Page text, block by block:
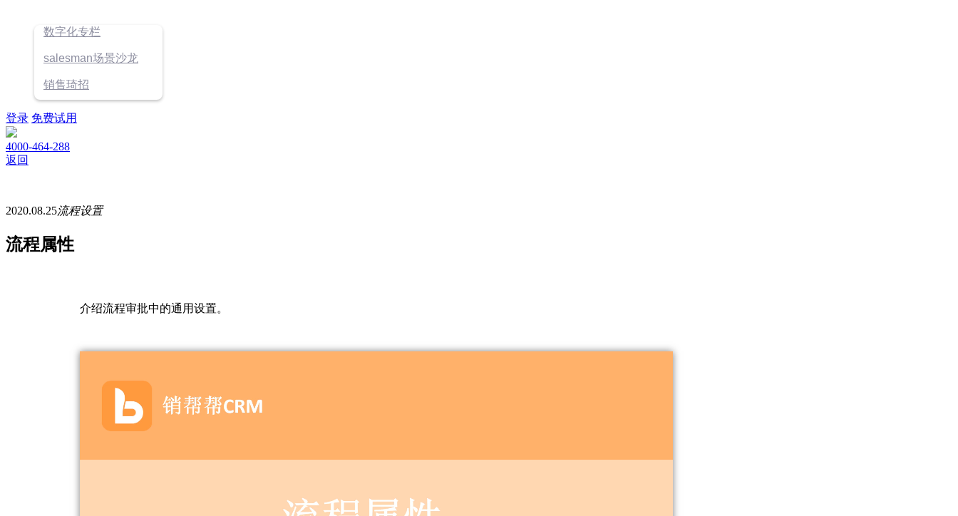
数字化专栏
salesman场景沙龙
销售琦招
登录 免费试用
4000-464-288
返回
2020.08.25流程设置
流程属性
介绍流程审批中的通用设置。